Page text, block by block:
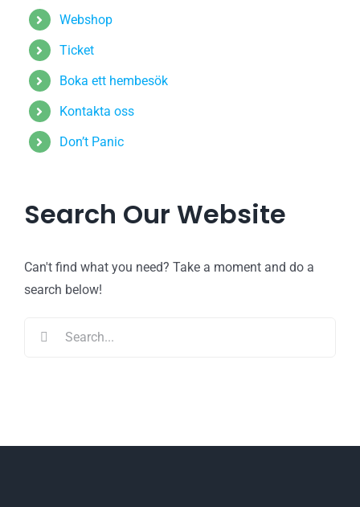
Webshop
Ticket
Boka ett hembesök
Kontakta oss
Don’t Panic
Search Our Website
Can't find what you need? Take a moment and do a
search below!